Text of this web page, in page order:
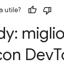
utile?
Dev